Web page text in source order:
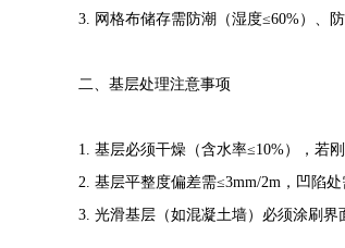
3. 网格布储存需防潮（湿度≤60%）、
二、基层处理注意事项
1. 基层必须干燥（含水率≤10%），若
2. 基层平整度偏差需≤3mm/2m，凹陷
3. 光滑基层（如混凝土墙）必须涂刷